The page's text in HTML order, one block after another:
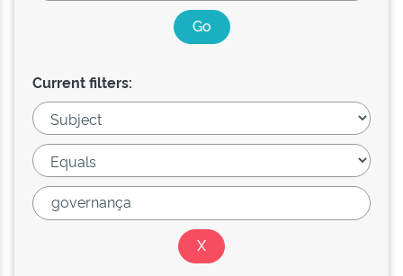
Current filters: